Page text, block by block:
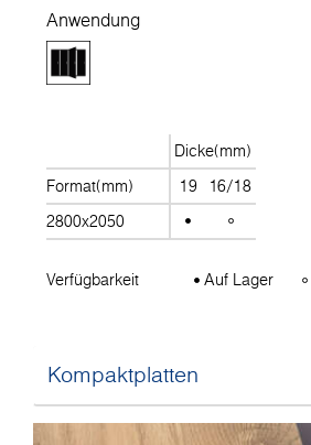
Anwendung
Dicke(mm)
Format(mm)
19
16/18
2800x2050
Verfügbarkeit Auf Lager
Kompaktplatten